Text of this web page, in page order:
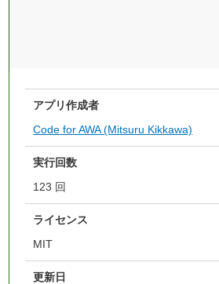
アプリ作成者
Code for AWA (Mitsuru Kikkawa)
実行回数
123 回
ライセンス
MIT
更新日